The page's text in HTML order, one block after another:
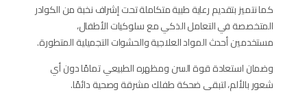
كما نتميز بتقديم رعاية طبية متكاملة تحت إشراف نخبة من الكوادر
المتخصصة في التعامل الذكي مع سلوكيات الأطفال،
مستخدمين أحدث المواد العلاجية والحشوات التجميلية المتطورة.
وضمان استعادة قوة السن ومظهره الطبيعي تمامًا دون أي
شعور بالألم، لتبقى ضحكة طفلك مشرقة وصحية دائمًا.